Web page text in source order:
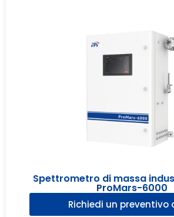
Spettrometro di massa
ProMars-6000
Richiedi un preventivo